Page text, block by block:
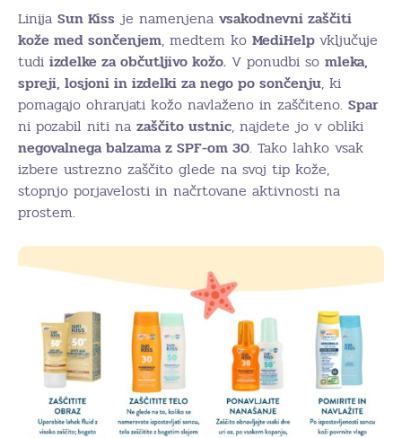
Linija Sun Kiss je namenjena vsakodnevni zaščiti
kože med sončenjem, medtem ko MediHelp vključuje
tudi izdelke za občutljivo kožo. V ponudbi so mleka,
spreji, losjoni in izdelki za nego po sončenju, ki
pomagajo ohranjati kožo navlaženo in zaščiteno. Spar
ni pozabil niti na zaščito ustnic, najdete jo v obliki
negovalnega balzama z SPF-om 30. Tako lahko vsak
izbere ustrezno zaščito glede na svoj tip kože,
stopnjo porjavelosti in načrtovane aktivnosti na
prostem.